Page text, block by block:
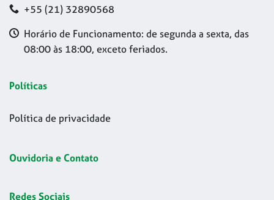
+55 (21) 32890568
Horário de Funcionamento: de segunda a sexta, das
08:00 às 18:00, exceto feriados.
Políticas
Política de privacidade
Ouvidoria e Contato
Redes Sociais